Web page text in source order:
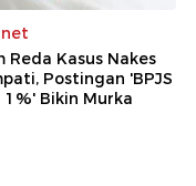
Reda Kasus Nakes
Postingan 'BPJS
1%' Bikin Murka